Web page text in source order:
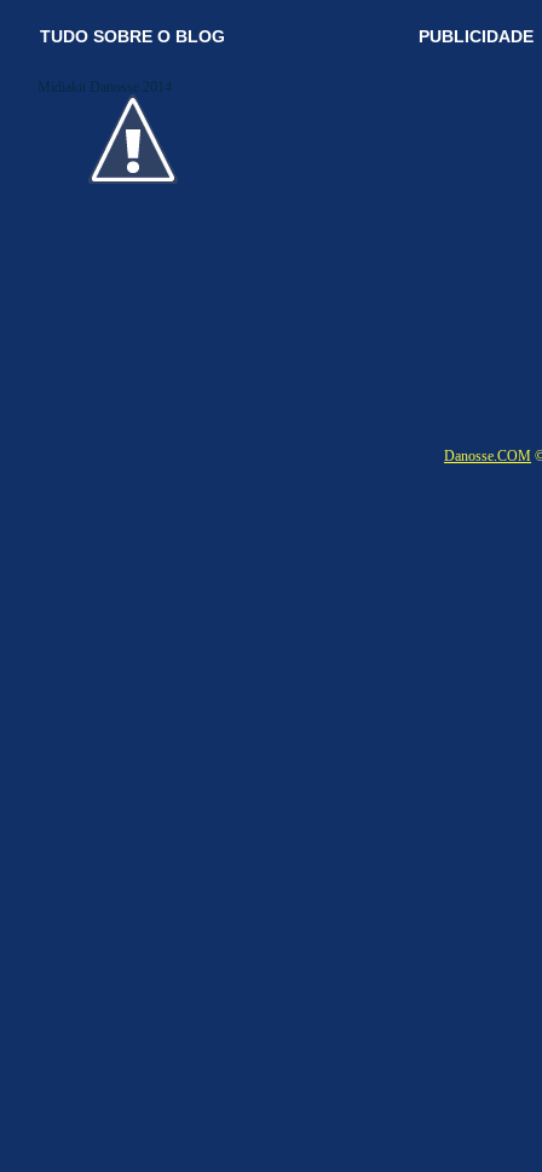
TUDO SOBRE O BLOG
Midiakit Danosse 2014
PUBLICIDADE
Danosse.COM